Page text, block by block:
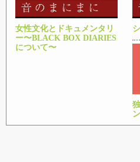
女性文化とドキュメンタリ
ー〜BLACK BOX DIARIES
について〜